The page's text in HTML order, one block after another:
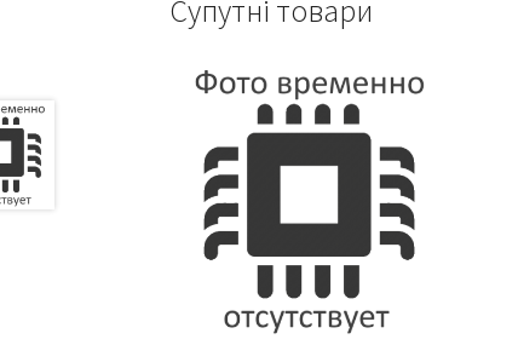
Супутні товари